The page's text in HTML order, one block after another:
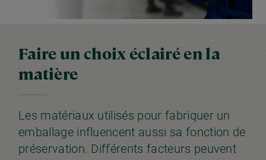
Faire un choix éclairé en la
matière
Les matériaux utilisés pour fabriquer un
emballage influencent aussi sa fonction de
préservation. Différents facteurs peuvent